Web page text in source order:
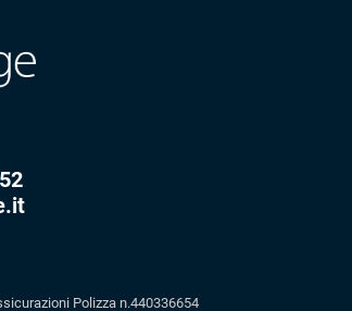
Polizza n.440336654